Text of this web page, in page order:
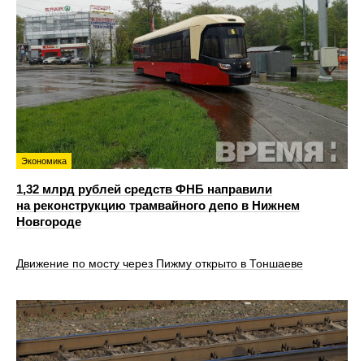
Экономика
1,32 млрд рублей средств ФНБ направили
на реконструкцию трамвайного депо в Нижнем
Новгороде
Движение по мосту через Пижму открыто в Тоншаеве